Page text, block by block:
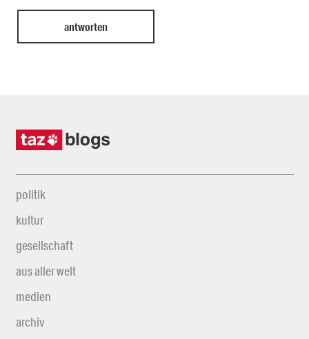
politik
kultur
gesellschaft
aus aller welt
medien
archiv